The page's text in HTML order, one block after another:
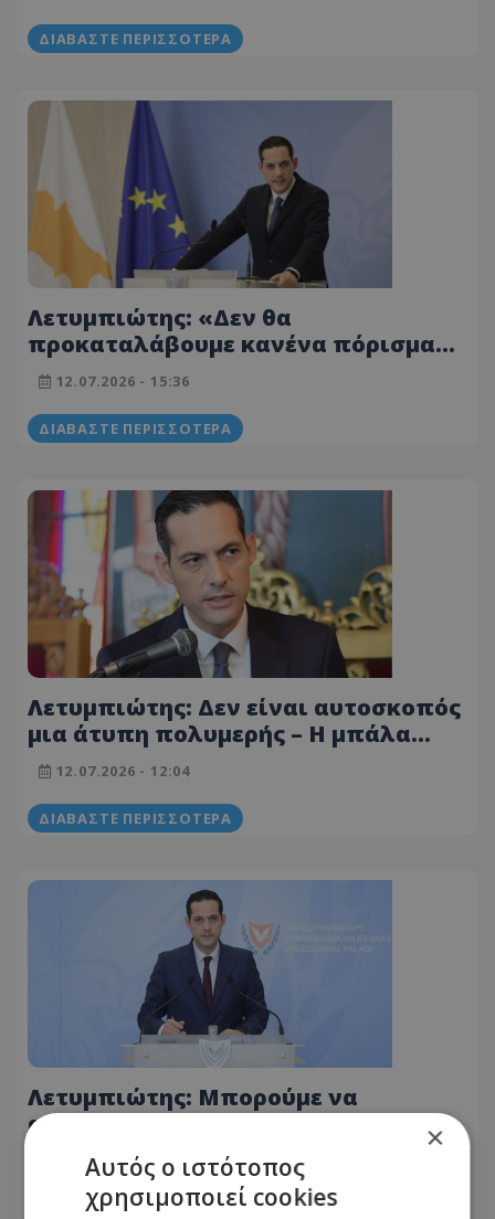
δημιουργική ασάφεια»
ΔΙΑΒΆΣΤΕ ΠΕΡΙΣΣΌΤΕΡΑ
Λετυμπιώτης: «Δεν θα
προκαταλάβουμε κανένα πόρισμα» -
Απαντά για επαναδιορισμό
Πασχαλίδη
12.07.2026 - 15:36
ΔΙΑΒΆΣΤΕ ΠΕΡΙΣΣΌΤΕΡΑ
Λετυμπιώτης: Δεν είναι αυτοσκοπός
μια άτυπη πολυμερής – Η μπάλα
στην Τουρκία
12.07.2026 - 12:04
ΔΙΑΒΆΣΤΕ ΠΕΡΙΣΣΌΤΕΡΑ
Λετυμπιώτης: Μπορούμε να
αισιοδοξούμε για την Κύπρο που
10.07.2026 - 22:54
ΔΙΑΒΆΣΤΕ ΠΕΡΙΣΣΌΤΕΡΑ
×
Αυτός ο ιστότοπος
χρησιμοποιεί cookies